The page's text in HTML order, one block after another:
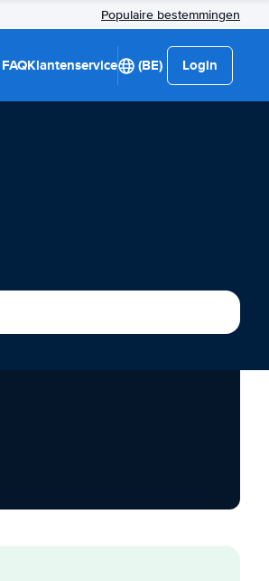
Populaire bestemmingen
FAQKlantenservice (BE) Login